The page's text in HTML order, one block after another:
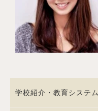
学校紹介・教育システム